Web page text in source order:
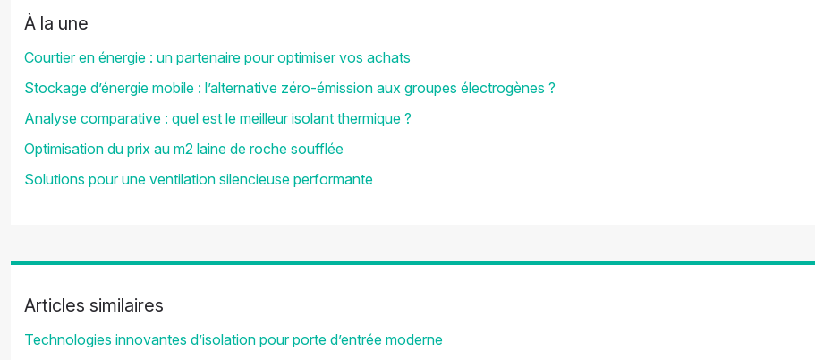
À la une
Courtier en énergie : un partenaire pour optimiser vos achats
Stockage d’énergie mobile : l’alternative zéro-émission aux groupes électrogènes ?
Analyse comparative : quel est le meilleur isolant thermique ?
Optimisation du prix au m2 laine de roche soufflée
Solutions pour une ventilation silencieuse performante
Articles similaires
Technologies innovantes d’isolation pour porte d’entrée moderne